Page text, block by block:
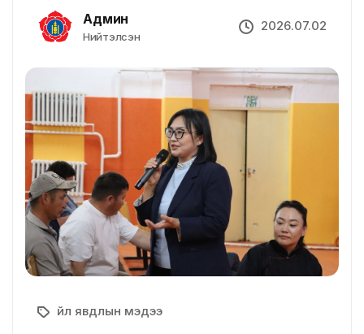
Админ
Нийтэлсэн
2026.07.02
Үйл явдлын мэдээ